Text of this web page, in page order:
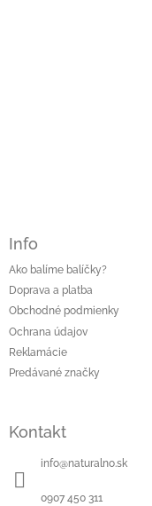
Info
Ako balíme balíčky?
Doprava a platba
Obchodné podmienky
Ochrana údajov
Reklamácie
Predávané značky
Kontakt
info@naturalno.sk
0907 450 311